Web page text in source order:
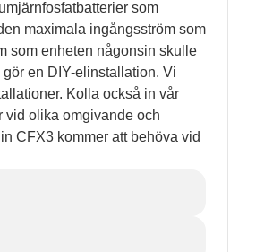
som
maximala ingångsström som
som enheten någonsin skulle
en DIY-elinstallation. Vi
Kolla också in vår
vid olika omgivande och
CFX3 kommer att behöva vid